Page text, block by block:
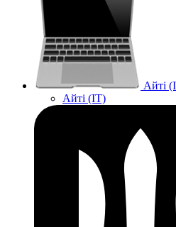
Айті
Айті (IT)